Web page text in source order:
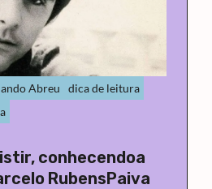
Abreu
dica de leitura
conhecendoa
RubensPaiva